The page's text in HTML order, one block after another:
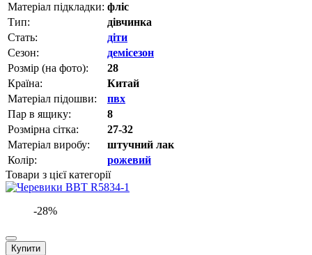
Матеріал підкладки: фліс
Тип:
дівчинка
Стать:
діти
Сезон:
демісезон
Розмір (на фото):
28
Країна:
Китай
Матеріал підошви:
пвх
Пар в ящику:
8
Розмірна сітка:
27-32
Матеріал виробу:
штучний лак
Колір:
рожевий
Товари з цієї категорії
-28%
Купити